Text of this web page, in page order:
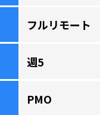
フルリモート
週5
PMO